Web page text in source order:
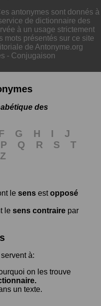
antonymes sont donnés à
de dictionnaire des
à un usage strictement
mots présentés sur ce site
de Antonyme.org
- Conjugaison
des
G H I
J
P Q R S
T
Z
le sens estopposé
le sens contraire par
servent à:
on les trouve
un texte.